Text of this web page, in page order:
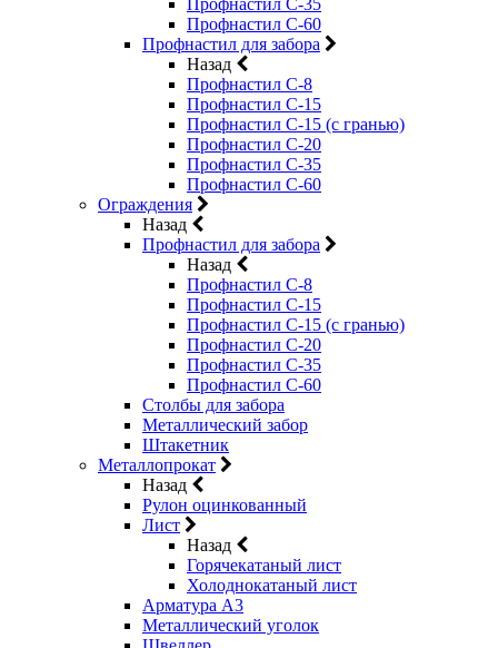
Профнастил С-35
Профнастил С-60
Профнастил для забора
Назад
Профнастил С-8
Профнастил С-15
Профнастил С-15 (с гранью)
Профнастил С-20
Профнастил С-35
Профнастил С-60
Ограждения
Назад
Профнастил для забора
Назад
Профнастил С-8
Профнастил С-15
Профнастил С-15 (с гранью)
Профнастил С-20
Профнастил С-35
Профнастил С-60
Столбы для забора
Металлический забор
Штакетник
Металлопрокат
Назад
Рулон оцинкованный
Лист
Назад
Горячекатаный лист
Холоднокатаный лист
Арматура А3
Металлический уголок